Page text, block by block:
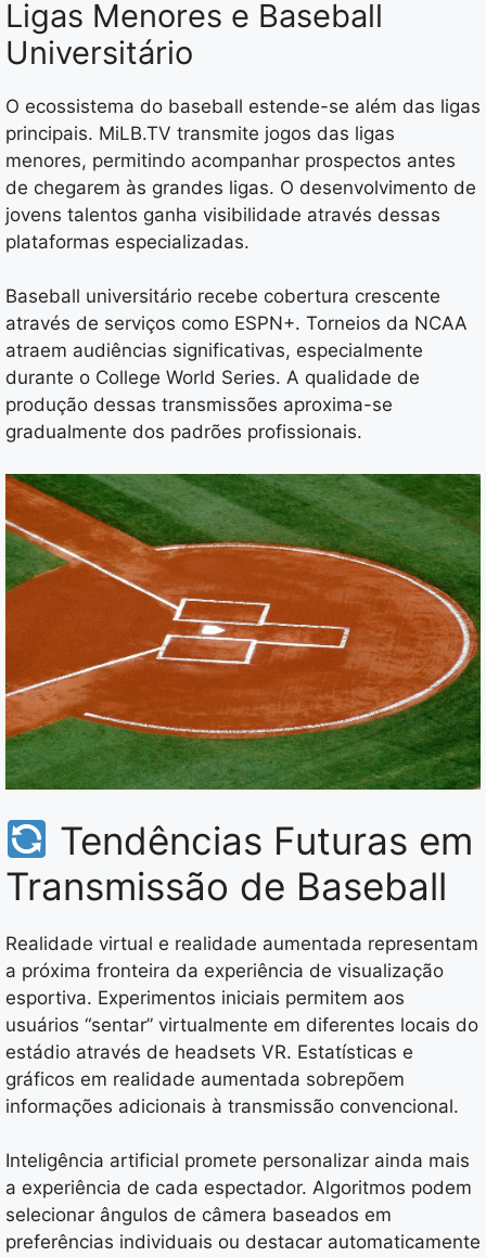
Ligas Menores e Baseball
Universitário
O ecossistema do baseball estende-se além das ligas
principais. MiLB.TV transmite jogos das ligas
menores, permitindo acompanhar prospectos antes
de chegarem às grandes ligas. O desenvolvimento de
jovens talentos ganha visibilidade através dessas
plataformas especializadas.
Baseball universitário recebe cobertura crescente
através de serviços como ESPN+. Torneios da NCAA
atraem audiências significativas, especialmente
durante o College World Series. A qualidade de
produção dessas transmissões aproxima-se
gradualmente dos padrões profissionais.
Tendências Futuras em
Transmissão de Baseball
Realidade virtual e realidade aumentada representam
a próxima fronteira da experiência de visualização
esportiva. Experimentos iniciais permitem aos
usuários “sentar” virtualmente em diferentes locais do
estádio através de headsets VR. Estatísticas e
gráficos em realidade aumentada sobrepõem
informações adicionais à transmissão convencional.
Inteligência artificial promete personalizar ainda mais
a experiência de cada espectador. Algoritmos podem
selecionar ângulos de câmera baseados em
preferências individuais ou destacar automaticamente